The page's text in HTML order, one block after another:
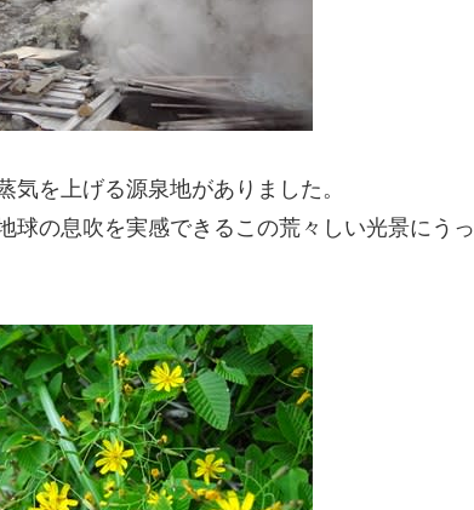
を上げる源泉地がありました。
球の息吹を実感できるこの荒々しい光景にうっ